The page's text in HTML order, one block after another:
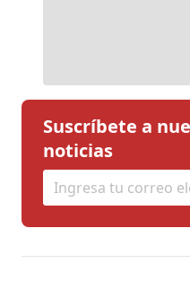
Suscríbete a
noticias